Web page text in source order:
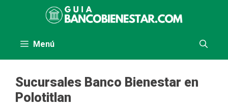
Menú
Sucursales Banco Bienestar en
Polotitlan